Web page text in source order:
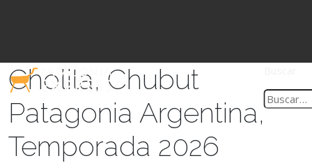
Cholila, Chubut
Patagonia Argentina,
Temporada 2026